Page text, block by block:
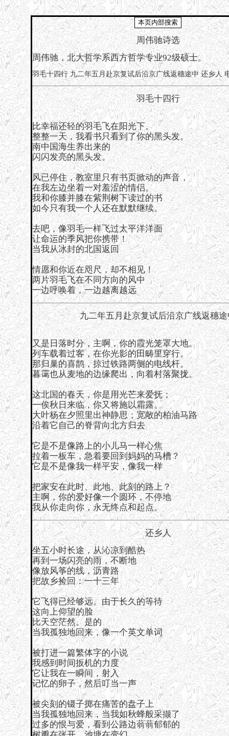
周伟驰诗选
周伟驰，北大哲学系西方哲学专业92级硕士。
羽毛十四行 九二年五月赴京复试后沿京广线返穗途中 还乡人
羽毛十四行
比幸福还轻的羽毛飞在阳光下。
整整一天，我看书只看到了你的黑头发。
南中国海生养出来的
闪闪发亮的黑头发。
风已停住，教室里只有书页掀动的声音，
在我左边坐着一对羞涩的情侣。
我和你膝并膝在紫荆树下读过的书
如今只有我一个人还在默默继续。
去吧，像羽毛一样飞过太平洋洋面
让命运的季风把你携带！
当我从冰封的北国返回
情愿和你近在咫尺，却不相见！
两片羽毛飞在不同方向的风中
一边呼唤着，一边越离越远
九二年五月赴京复试后沿京广线返穗
又是日落时分，主啊，你的霞光笼罩大地。
列车载着过客，在你光影的田畴里穿行。
那归巢的喜鹊，掠过铁路两侧的电线杆。
暮霭也从麦地的边缘爬出，向着村落聚拢。
这北国的春天，你是用光芒来爱抚；
一俟秋日来临，你又将施以霜露。
大叶杨在夕照里出神静思；宽敞的柏油马路
沿着它自己的脊背向北方归去
它是不是像路上的小儿马一样心焦
拉着一板车，急着要回到妈妈的马槽？
它是不是像我一样平安，像我一样
把家安在此时、此地、此刻的路上？
主啊，你的爱好像一个圆环，不停地
我从你走向你，永无终点和起点。
还乡人
坐五小时长途，从沁凉到酷热
再到一场闪亮的雨，不断地
像放风筝的线，沥青路
把故乡捡回：一十三年
它飞得已经够远。由于长久的等待
这向上仰望的脸
比天空茫然。是的
当我孤独地回来，像一个英文单词
被打进一篇繁体字的小说
我感到时间扳机的力度
它让我在一瞬间，射入
记忆的卵子，然后叮当一声
被尖刻的镊子掷在痛苦的盘子上
当我孤独地回来，当我如秋蜂般采撷了
过多的恨与爱，看到公路边蓊蓊郁郁的